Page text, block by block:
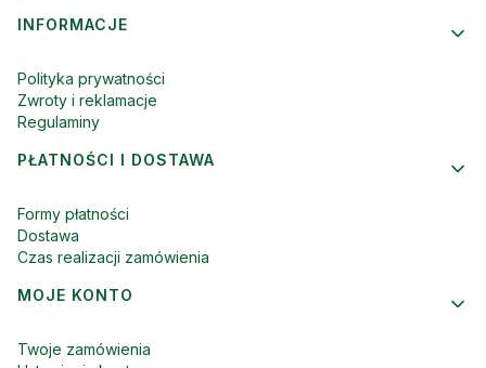
INFORMACJE
Polityka prywatności
Zwroty i reklamacje
Regulaminy
PŁATNOŚCI I DOSTAWA
Formy płatności
Dostawa
Czas realizacji zamówienia
MOJE KONTO
Twoje zamówienia